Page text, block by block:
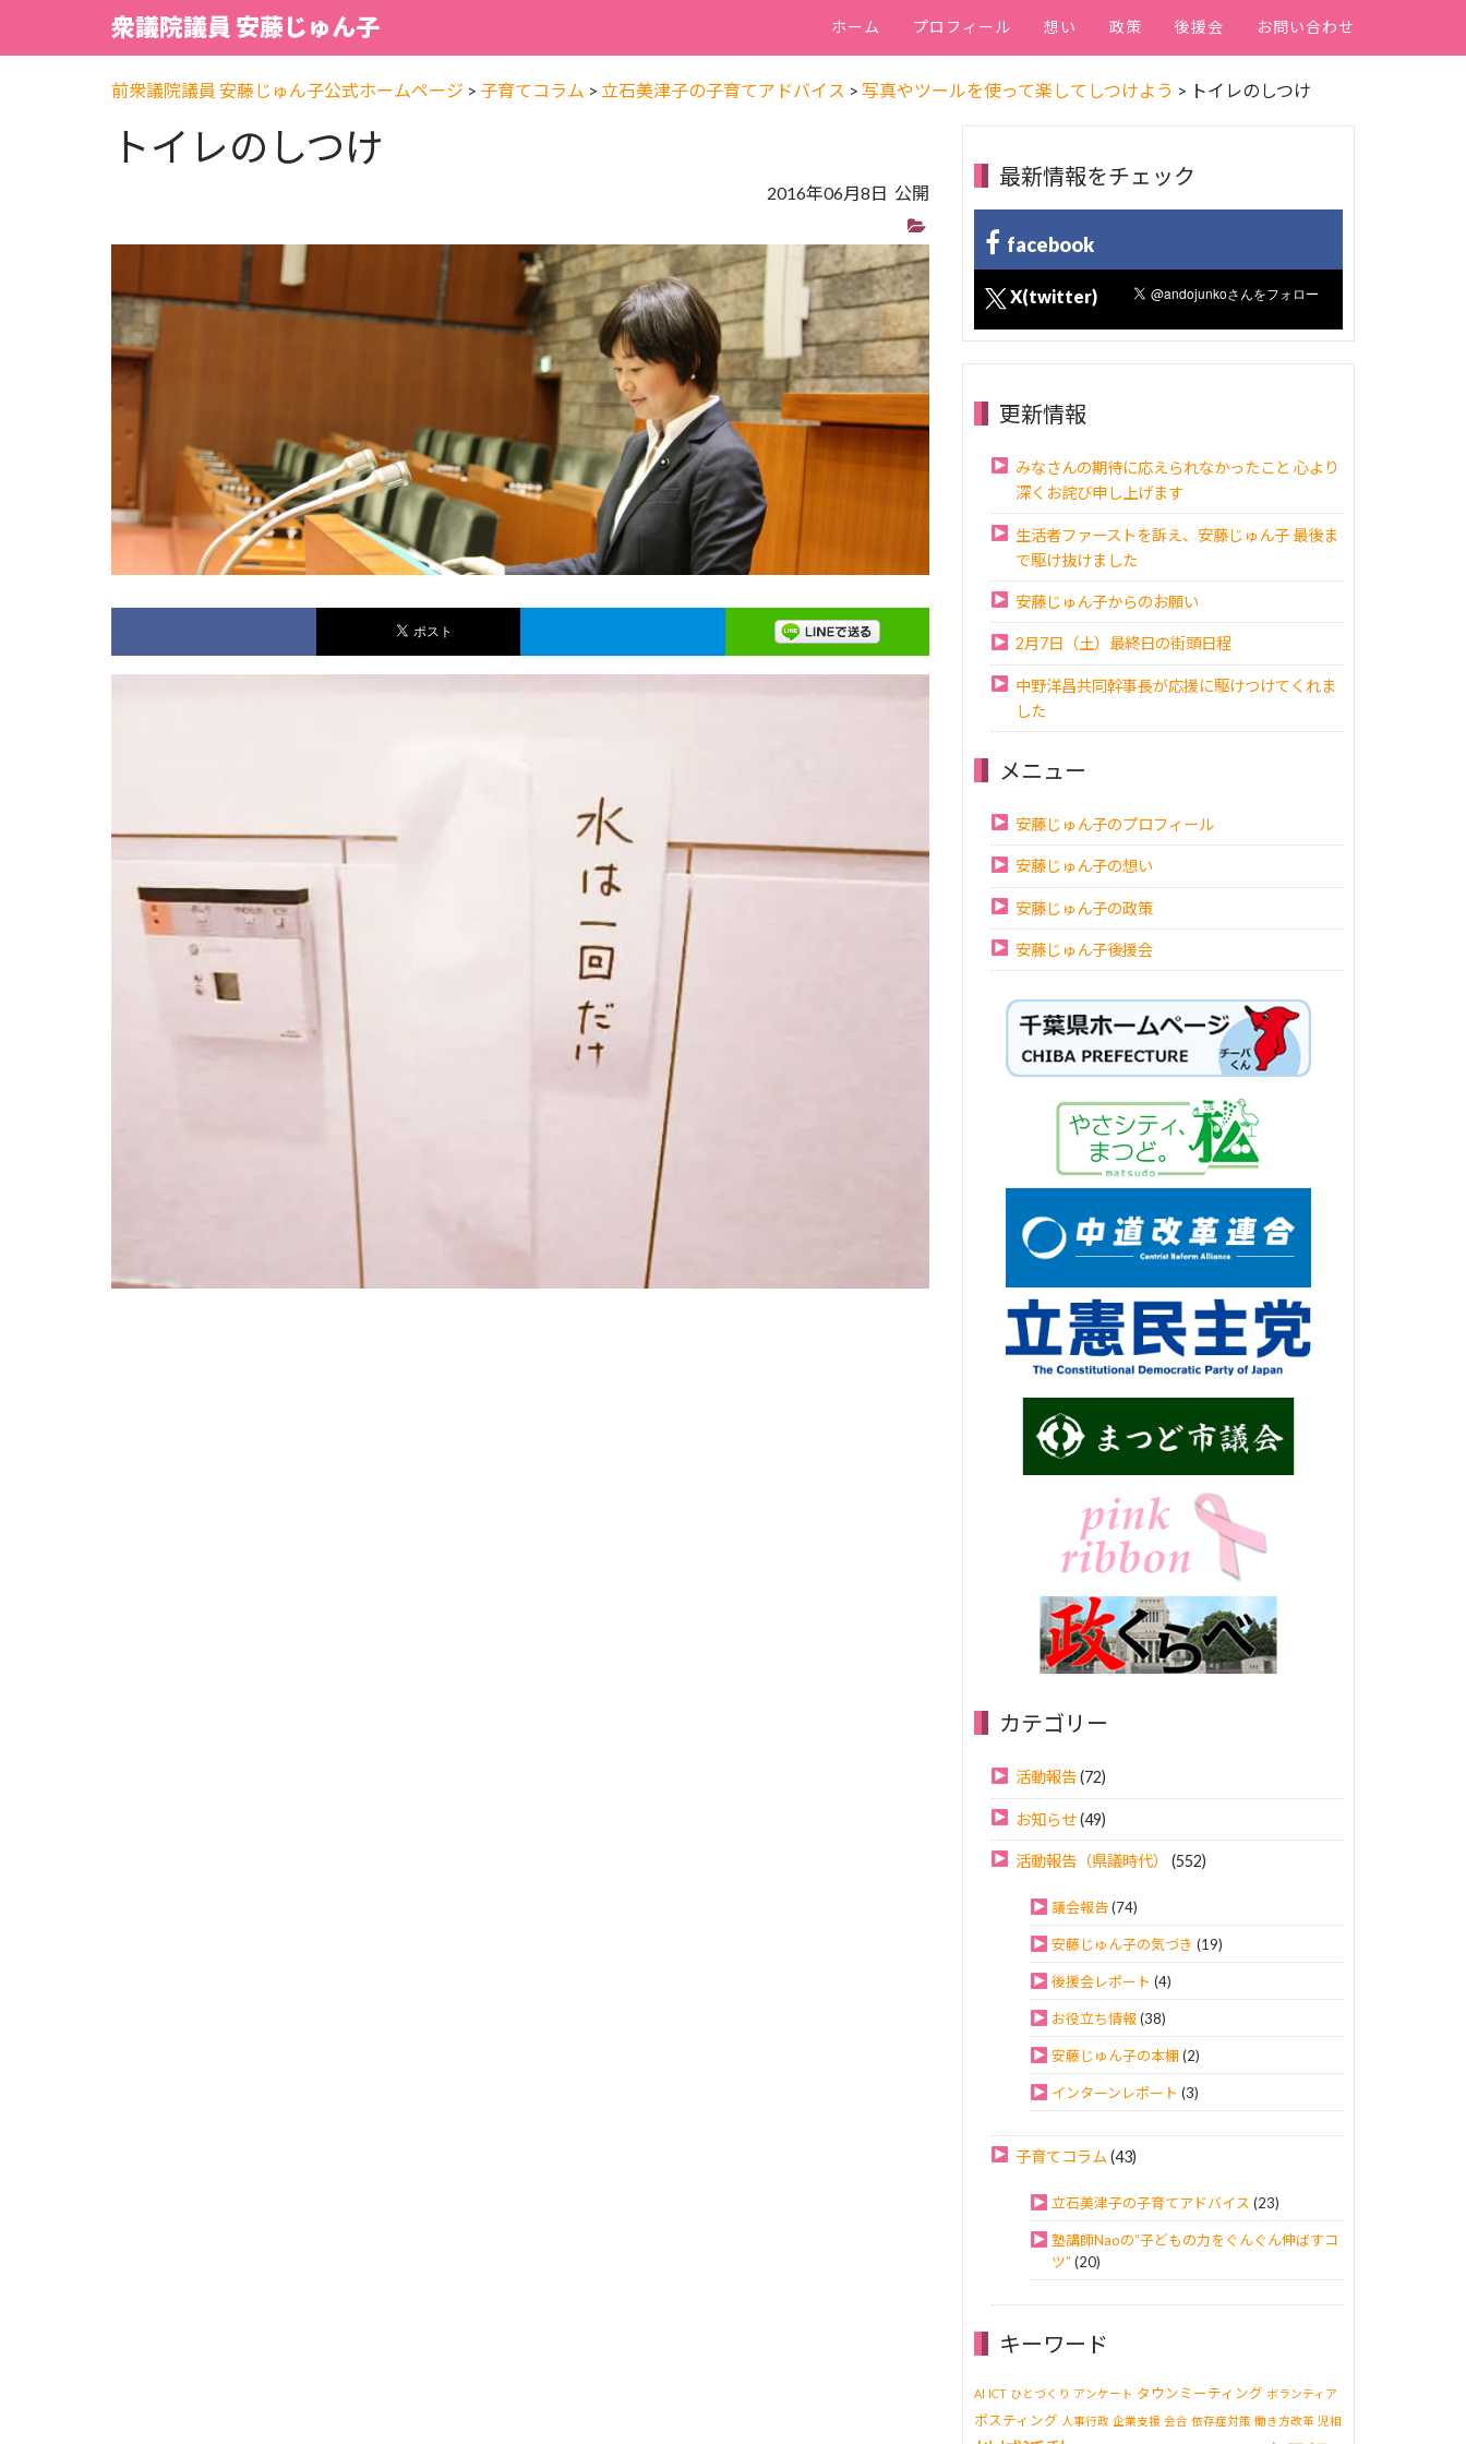
衆議院議員 安藤じゅん子 ホーム プロフィール 想い 政策 後援会 お問い合わせ
前衆議院議員 安藤じゅん子公式ホームページ > 子育てコラム > 立石美津子の子育てアドバイス > 写真やツールを使って楽してしつけよう > トイレのしつけ
トイレのしつけ
2016年06月8日 公開
最新情報をチェック
facebook
X(twitter)
更新情報
みなさんの期待に応えられなかったこと 心より
深くお詫び申し上げます
生活者ファーストを訴え、安藤じゅん子 最後ま
で駆け抜けました
安藤じゅん子からのお願い
2月7日（土）最終日の街頭日程
中野洋昌共同幹事長が応援に駆けつけてくれま
した
メニュー
安藤じゅん子のプロフィール
安藤じゅん子の想い
安藤じゅん子の政策
安藤じゅん子後援会
カテゴリー
活動報告(72)
お知らせ(49)
活動報告（県議時代） (552)
議会報告(74)
安藤じゅん子の気づき (19)
後援会レポート (4)
お役立ち情報(38)
安藤じゅん子の本棚(2)
インターンレポート (3)
子育てコラム (43)
立石美津子の子育てアドバイス (23)
塾講師Naoの“子どもの力をぐんぐん伸ばすコ
ツ” (20)
キーワード
AI ICT ひとづくり アンケート タウンミーティング ボランティア
ポスティング 人事行政 企業支援 会合 依存症対策 働き方改革 児相